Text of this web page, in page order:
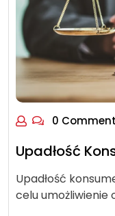
0
Upadłość
Upadłość
celu umożliwienie